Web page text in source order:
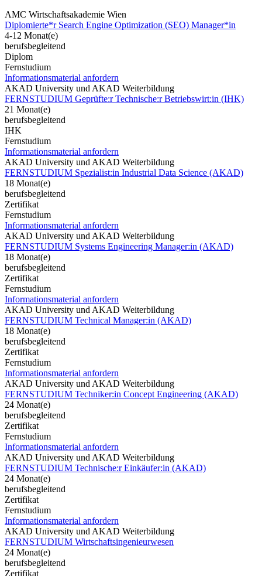
AMC Wirtschaftsakademie Wien
Diplomierte*r Search Engine Optimization (SEO) Manager*in
4-12 Monat(e)
berufsbegleitend
Diplom
Fernstudium
Informationsmaterial anfordern
AKAD University und AKAD Weiterbildung
FERNSTUDIUM Geprüfte:r Technische:r Betriebswirt:in (IHK)
21 Monat(e)
berufsbegleitend
IHK
Fernstudium
Informationsmaterial anfordern
AKAD University und AKAD Weiterbildung
FERNSTUDIUM Spezialist:in Industrial Data Science (AKAD)
18 Monat(e)
berufsbegleitend
Zertifikat
Fernstudium
Informationsmaterial anfordern
AKAD University und AKAD Weiterbildung
FERNSTUDIUM Systems Engineering Manager:in (AKAD)
18 Monat(e)
berufsbegleitend
Zertifikat
Fernstudium
Informationsmaterial anfordern
AKAD University und AKAD Weiterbildung
FERNSTUDIUM Technical Manager:in (AKAD)
18 Monat(e)
berufsbegleitend
Zertifikat
Fernstudium
Informationsmaterial anfordern
AKAD University und AKAD Weiterbildung
FERNSTUDIUM Techniker:in Concept Engineering (AKAD)
24 Monat(e)
berufsbegleitend
Zertifikat
Fernstudium
Informationsmaterial anfordern
AKAD University und AKAD Weiterbildung
FERNSTUDIUM Technische:r Einkäufer:in (AKAD)
24 Monat(e)
berufsbegleitend
Zertifikat
Fernstudium
Informationsmaterial anfordern
AKAD University und AKAD Weiterbildung
FERNSTUDIUM Wirtschaftsingenieurwesen
24 Monat(e)
berufsbegleitend
Zertifikat